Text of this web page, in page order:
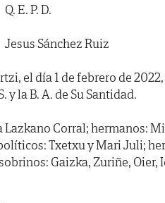
Q. E. P. D.
Jesus Sánchez Ruiz
el día 1 de febrero de
y la B. A. de Su Santidad.
Lazkano Corral; hermanos:
Txetxu y Mari Juli;
Gaizka, Zuriñe,